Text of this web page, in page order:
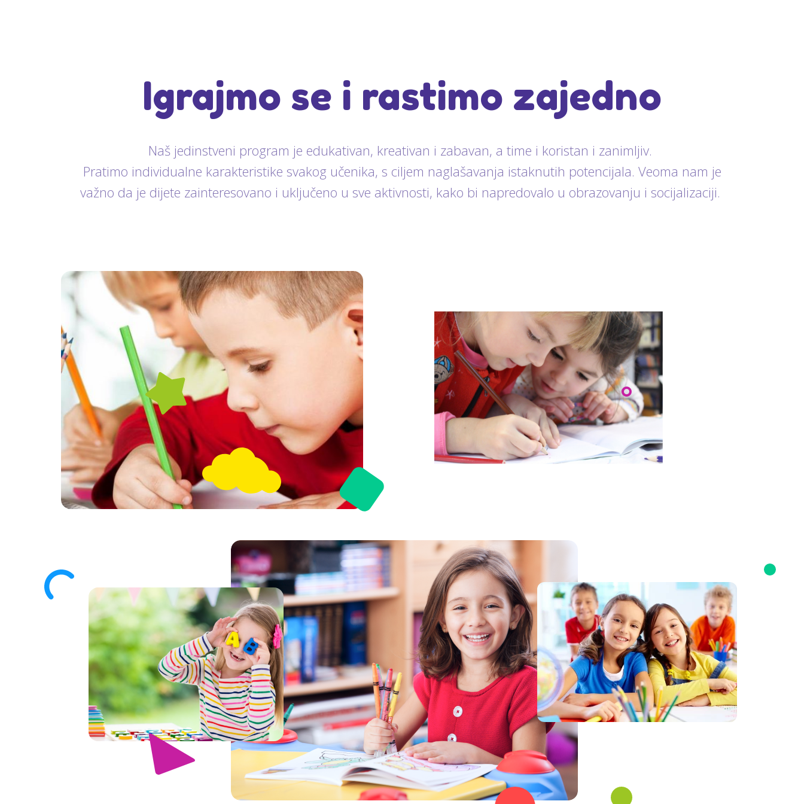
Igrajmo se i rastimo zajedno
Naš jedinstveni program je edukativan, kreativan i zabavan, a time i koristan i zanimljiv.
Pratimo individualne karakteristike svakog učenika, s ciljem naglašavanja istaknutih potencijala. Veoma nam je
važno da je dijete zainteresovano i uključeno u sve aktivnosti, kako bi napredovalo u obrazovanju i socijalizaciji.